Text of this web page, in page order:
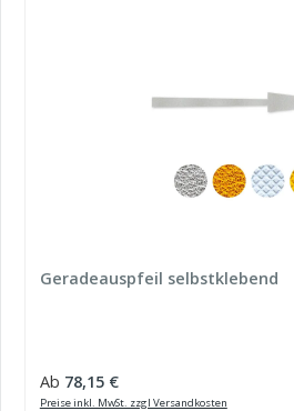
Geradeauspfeil selbstklebend
Regulärer Preis:
Ab 78,15 €
Preise inkl. MwSt. zzgl Versandkosten